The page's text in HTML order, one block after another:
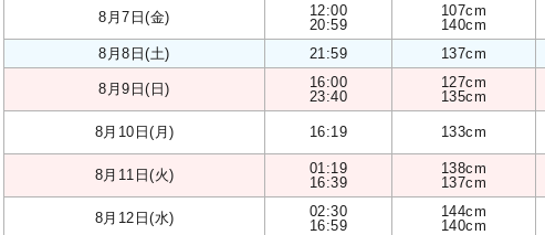
8月7日(金)
12:00
20:59
107cm
140cm
8月8日(土) 21:59 137cm
8月9日(日)
16:00
23:40
127cm
135cm
8月10日(月) 16:19 133cm
8月11日(火)
01:19
16:39
138cm
137cm
8月12日(水)
02:30
16:59
144cm
140cm